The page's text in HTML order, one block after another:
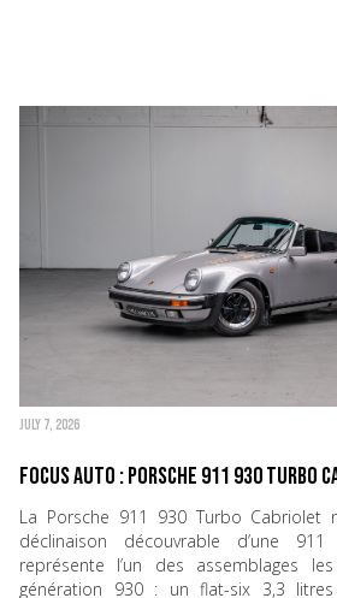
JULY 7, 2026
Focus Auto : Porsche 911 930 Turbo
La Porsche 911 930 Turbo Cabriolet
déclinaison découvrable d’une
représente l’un des assemblages
génération 930 : un flat-six 3,3